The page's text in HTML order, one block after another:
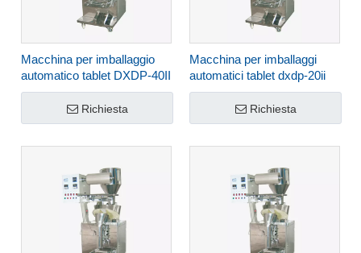
Macchina per imballaggio
automatico tablet DXDP-40II
Richiesta
Macchina per imballaggi
automatici tablet dxdp-20ii
Richiesta